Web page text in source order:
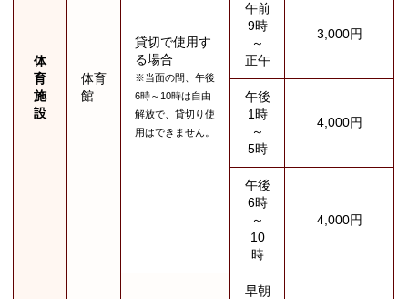
体
育
施
設
体育
館
貸切で使用す
る場合
※当面の間、午後
6時～10時は自由
解放で、貸切り使
用はできません。
午前
9時
～
正午
3,000円
午後
1時
～
5時
4,000円
午後
6時
～
10
時
4,000円
早朝